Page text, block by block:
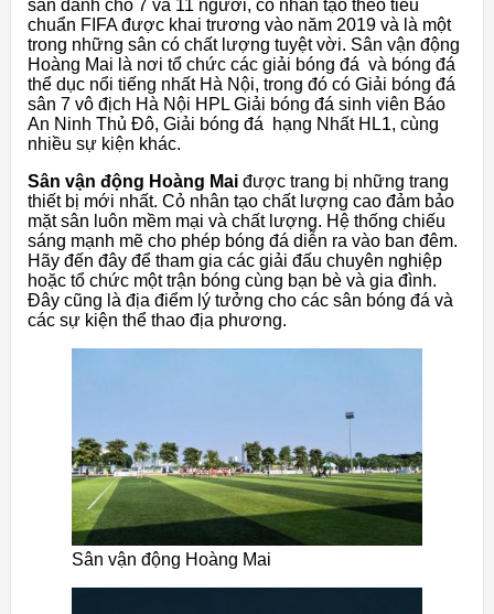
sân dành cho 7 và 11 người, cỏ nhân tạo theo tiêu
chuẩn FIFA được khai trương vào năm 2019 và là một
trong những sân có chất lượng tuyệt vời. Sân vận động
Hoàng Mai là nơi tổ chức các giải bóng đá và bóng đá
thể dục nổi tiếng nhất Hà Nội, trong đó có Giải bóng đá
sân 7 vô địch Hà Nội HPL Giải bóng đá sinh viên Báo
An Ninh Thủ Đô, Giải bóng đá hạng Nhất HL1, cùng
nhiều sự kiện khác.
Sân vận động Hoàng Mai được trang bị những trang
thiết bị mới nhất. Cỏ nhân tạo chất lượng cao đảm bảo
mặt sân luôn mềm mại và chất lượng. Hệ thống chiếu
sáng mạnh mẽ cho phép bóng đá diễn ra vào ban đêm.
Hãy đến đây để tham gia các giải đấu chuyên nghiệp
hoặc tổ chức một trận bóng cùng bạn bè và gia đình.
Đây cũng là địa điểm lý tưởng cho các sân bóng đá và
các sự kiện thể thao địa phương.
Sân vận động Hoàng Mai